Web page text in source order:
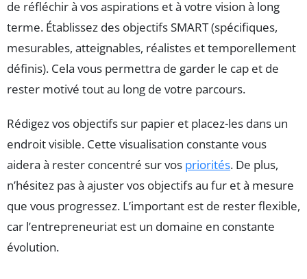
de réfléchir à vos aspirations et à votre vision à long
terme. Établissez des objectifs SMART (spécifiques,
mesurables, atteignables, réalistes et temporellement
définis). Cela vous permettra de garder le cap et de
rester motivé tout au long de votre parcours.
Rédigez vos objectifs sur papier et placez-les dans un
endroit visible. Cette visualisation constante vous
aidera à rester concentré sur vos priorités. De plus,
n’hésitez pas à ajuster vos objectifs au fur et à mesure
que vous progressez. L’important est de rester flexible,
car l’entrepreneuriat est un domaine en constante
évolution.